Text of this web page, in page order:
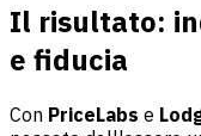
Il risultato:
e fiducia
Con PriceLabs e